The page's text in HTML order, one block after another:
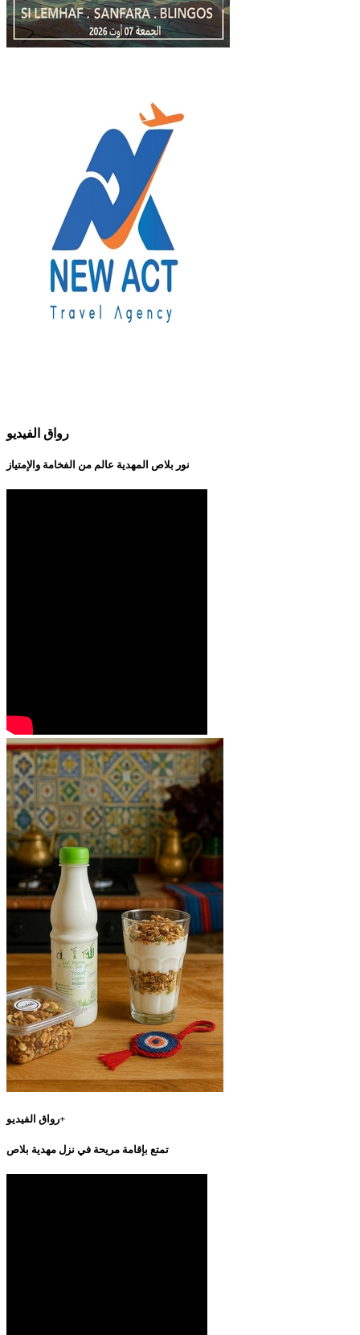
رواق الفيديو
نور بلاص المهدية عالم من الفخامة والإمتياز
رواق الفيديو+
تمتع بإقامة مريحة في نزل مهدية بلاص